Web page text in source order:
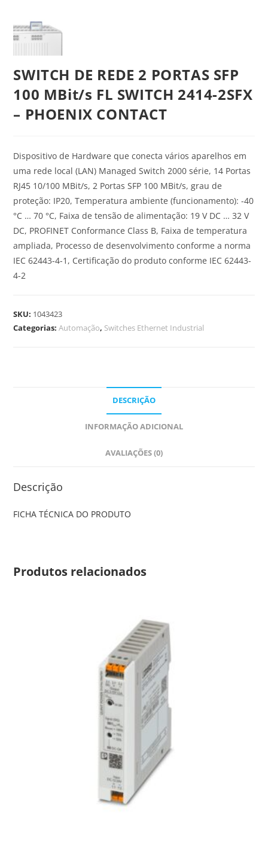
SWITCH DE REDE 2 PORTAS SFP
100 MBit/s FL SWITCH 2414-2SFX
– PHOENIX CONTACT
Dispositivo de Hardware que conecta vários aparelhos em
uma rede local (LAN) Managed Switch 2000 série, 14 Portas
RJ45 10/100 MBit/s, 2 Portas SFP 100 MBit/s, grau de
proteção: IP20, Temperatura ambiente (funcionamento): -40
°C … 70 °C, Faixa de tensão de alimentação: 19 V DC … 32 V
DC, PROFINET Conformance Class B, Faixa de temperatura
ampliada, Processo de desenvolvimento conforme a norma
IEC 62443-4-1, Certificação do produto conforme IEC 62443-
4-2
SKU: 1043423
Categorias:Automação, Switches Ethernet Industrial
DESCRIÇÃO
INFORMAÇÃO ADICIONAL
AVALIAÇÕES (0)
Descrição
FICHA TÉCNICA DO PRODUTO
Produtos relacionados